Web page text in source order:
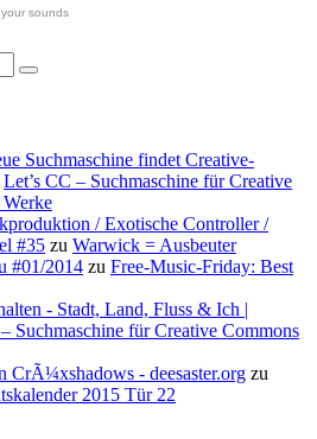
sounds
Suchmaschine findet Creative-
Let’s CC – Suchmaschine für Creative
/ Exotische Controller /
#35 zu Warwick = Ausbeuter
#01/2014 zu Free-Music-Friday: Best
- Stadt, Land, Fluss & Ich |
Suchmaschine für Creative Commons
CrÃ¼xshadows - deesaster.org zu
2015 Tür 22